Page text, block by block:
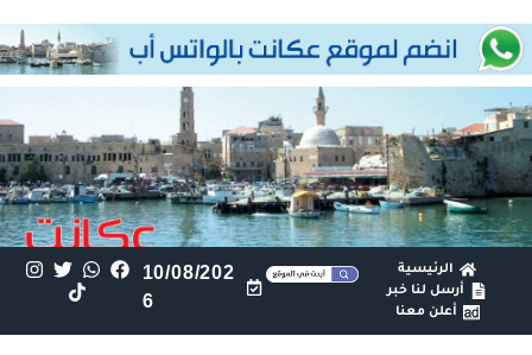
الرئيسية
أرسل لنا خبر
أعلن معنا
10/08/202
6